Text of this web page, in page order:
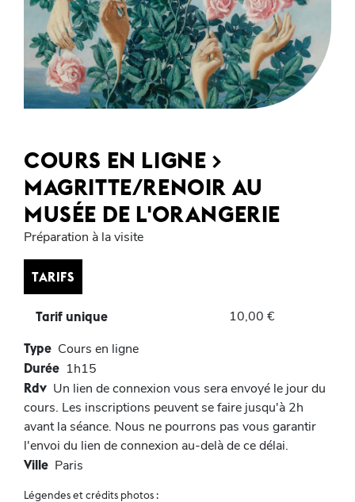
COURS EN LIGNE >
MAGRITTE/RENOIR AU
MUSÉE DE L'ORANGERIE
Préparation à la visite
TARIFS
Tarif unique 10,00 €
Type Cours en ligne
Durée 1h15
Rdv Un lien de connexion vous sera envoyé le jour du
cours. Les inscriptions peuvent se faire jusqu'à 2h
avant la séance. Nous ne pourrons pas vous garantir
l'envoi du lien de connexion au-delà de ce délai.
Ville Paris
Légendes et crédits photos :